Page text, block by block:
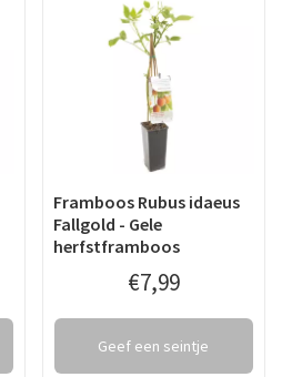
Framboos Rubus idaeus
Fallgold - Gele
herfstframboos
€7,99
Geef een seintje